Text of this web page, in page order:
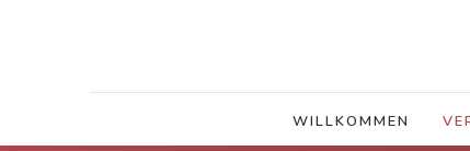
WILLKOMMEN